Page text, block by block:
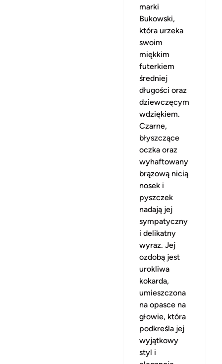
marki
Bukowski,
która urzeka
swoim
miękkim
futerkiem
średniej
długości oraz
dziewczęcym
wdziękiem.
Czarne,
błyszczące
oczka oraz
wyhaftowany
brązową nicią
nosek i
pyszczek
nadają jej
sympatyczny
i delikatny
wyraz. Jej
ozdobą jest
urokliwa
kokarda,
umieszczona
na opasce na
głowie, która
podkreśla jej
wyjątkowy
styl i